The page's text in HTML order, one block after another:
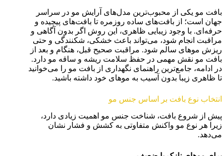
بافت مو یکی از محبوب‌ترین مدل‌های آرایش مو در سراسر
جهان است؛ از بافت‌های ساده روزمره تا بافت‌های پیچیده و
حرفه‌ای. با وجود زیبایی ظاهری، این روش اگر بدون آگاهی و
مراقبت انجام شود، می‌تواند باعث خشکی، شکنندگی و حتی
ریزش موهای سالم شود. مراقبت صحیح قبل، هنگام و بعد از
بافت مو نقش مهمی در حفظ سلامت ریشه و ساقه مو دارد.
در ادامه، جامع‌ترین راهنمای نگهداری از بافت مو را می‌خوانید
تا ظاهری زیبا بدون آسیب به موهای خود داشته باشید.
انتخاب نوع بافت بر اساس جنس مو
پیش از شروع بافت، شناخت جنس مو اهمیت زیادی دارد،
زیرا هر نوع مو واکنش متفاوتی به کشش و فشار نشان
می‌دهد.